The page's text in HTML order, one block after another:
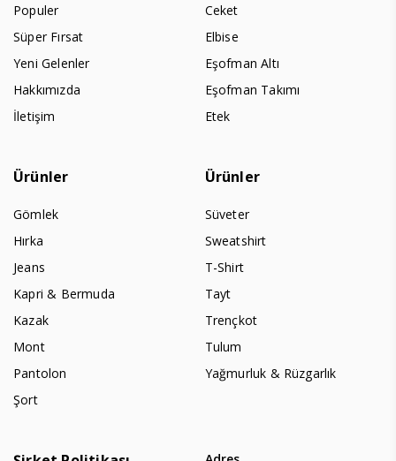
Populer
Süper Fırsat
Yeni Gelenler
Hakkımızda
İletişim
Ceket
Elbise
Eşofman Altı
Eşofman Takımı
Etek
Ürünler
Gömlek
Hırka
Jeans
Kapri & Bermuda
Kazak
Mont
Pantolon
Şort
Ürünler
Süveter
Sweatshirt
T-Shirt
Tayt
Trençkot
Tulum
Yağmurluk & Rüzgarlık